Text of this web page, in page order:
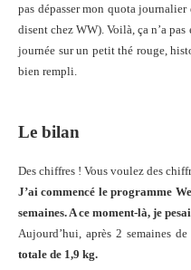
pas dépasser mon quota
disent chez WW). Voilà, ça n’a
journée sur un petit thé rouge,
bien rempli.
Le bilan
Des chiffres ! Vous voulez des
J’ai commencé le programme
semaines. A ce moment-là, je
Aujourd’hui, après 2 semaines
totale de 1,9 kg.